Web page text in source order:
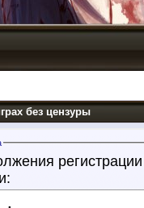
без цензуры